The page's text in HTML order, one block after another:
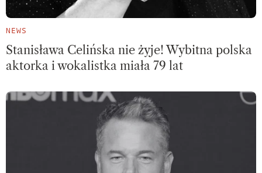
NEWS
Stanisława Celińska nie żyje! Wybitna polska
aktorka i wokalistka miała 79 lat